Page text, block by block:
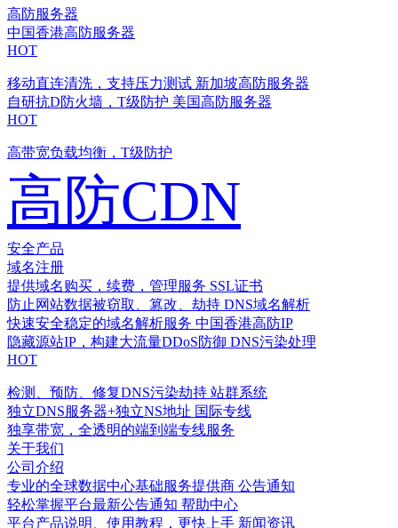
高防服务器
中国香港高防服务器
HOT
移动直连清洗，支持压力测试 新加坡高防服务器
自研抗D防火墙，T级防护 美国高防服务器
HOT
高带宽负载均衡，T级防护
高防CDN
安全产品
域名注册
提供域名购买，续费，管理服务 SSL证书
防止网站数据被窃取、篡改、劫持 DNS域名解析
快速安全稳定的域名解析服务 中国香港高防IP
隐藏源站IP，构建大流量DDoS防御 DNS污染处理
HOT
检测、预防、修复DNS污染劫持 站群系统
独立DNS服务器+独立NS地址 国际专线
独享带宽，全透明的端到端专线服务
关于我们
公司介绍
专业的全球数据中心基础服务提供商 公告通知
轻松掌握平台最新公告通知 帮助中心
平台产品说明、使用教程，更快上手 新闻资讯